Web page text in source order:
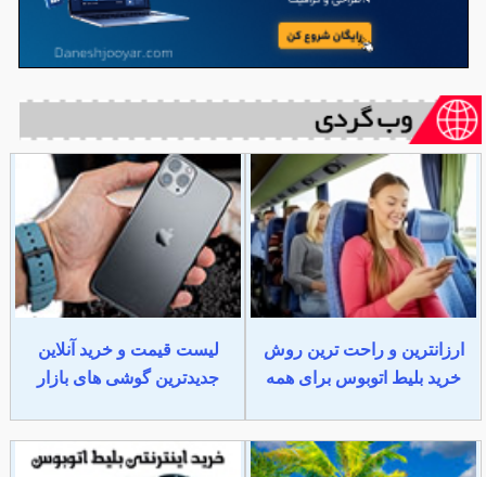
ارزانترین و راحت ترین روش
خرید بلیط اتوبوس برای همه
لیست قیمت و خرید آنلاین
جدیدترین گوشی های بازار